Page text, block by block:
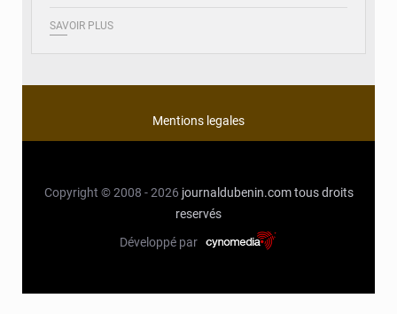
SAVOIR PLUS
Mentions legales
Copyright © 2008 - 2026 journaldubenin.com tous droits
reservés
Développé par